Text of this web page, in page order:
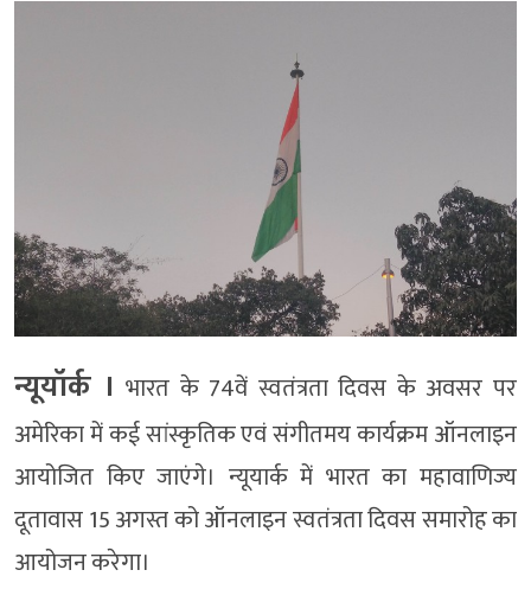
न्यूयॉर्क । भारत के 74वें स्वतंत्रता दिवस के अवसर पर
अमेरिका में कई सांस्कृतिक एवं संगीतमय कार्यक्रम ऑनलाइन
आयोजित किए जाएंगे। न्यूयार्क में भारत का महावाणिज्य
दूतावास 15 अगस्त को ऑनलाइन स्वतंत्रता दिवस समारोह का
आयोजन करेगा।